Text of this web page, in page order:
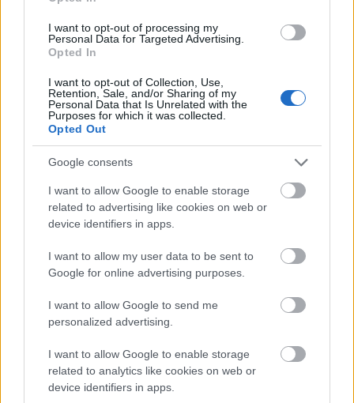
I want to opt-out of processing my
Personal Data for Targeted Advertising.
Opted In
I want to opt-out of Collection, Use,
Retention, Sale, and/or Sharing of my
Personal Data that Is Unrelated with the
Purposes for which it was collected.
Opted Out
Google consents
I want to allow Google to enable storage
related to advertising like cookies on web or
device identifiers in apps.
I want to allow my user data to be sent to
Google for online advertising purposes.
I want to allow Google to send me
personalized advertising.
I want to allow Google to enable storage
related to analytics like cookies on web or
device identifiers in apps.
Újragondolják Lipótváros rejtett, zöld parkját
Indulhat a Honvéd tér megújításának tervezése, ahol a
klímatudatos gondolkodás és a helyi identitás erősítése kerül a
Történelmi táj, amelynek minden köve
mesél – megújul a tatai Angolkert
M1 bővítés: már zajlik a teljesen új
Bicske Kelet csomópont építése
Új gyalogosátkelők és jelzőlámpás
Másfélszeresére bővítik
Hódmezővásárhely jó hírű református
iskoláját